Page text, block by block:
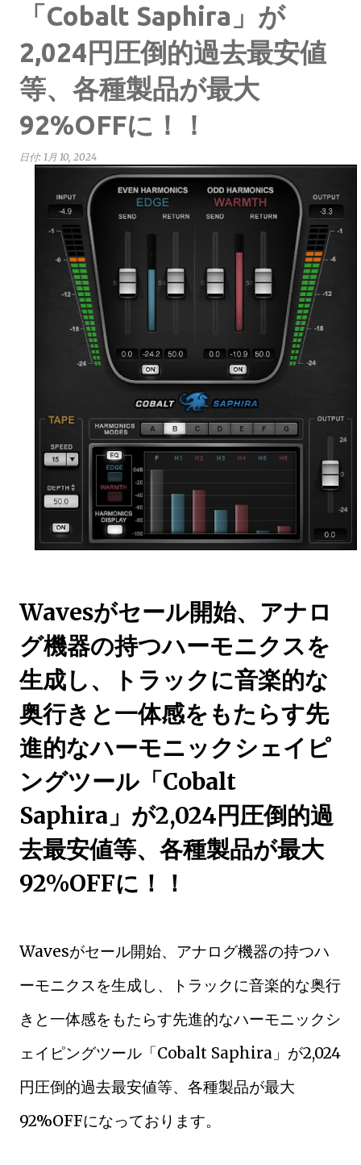
「Cobalt Saphira」が
2,024円圧倒的過去最安値
等、各種製品が最大
92%OFFに！！
日付: 1月 10, 2024
Wavesがセール開始、アナロ
グ機器の持つハーモニクスを
生成し、トラックに音楽的な
奥行きと一体感をもたらす先
進的なハーモニックシェイピ
ングツール「Cobalt
Saphira」が2,024円圧倒的過
去最安値等、各種製品が最大
92%OFFに！！
Wavesがセール開始、アナログ機器の持つハ
ーモニクスを生成し、トラックに音楽的な奥行
きと一体感をもたらす先進的なハーモニックシ
ェイピングツール「Cobalt Saphira」が2,024
円圧倒的過去最安値等、各種製品が最大
92%OFFになっております。